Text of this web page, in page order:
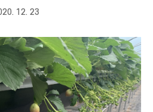
12. 23